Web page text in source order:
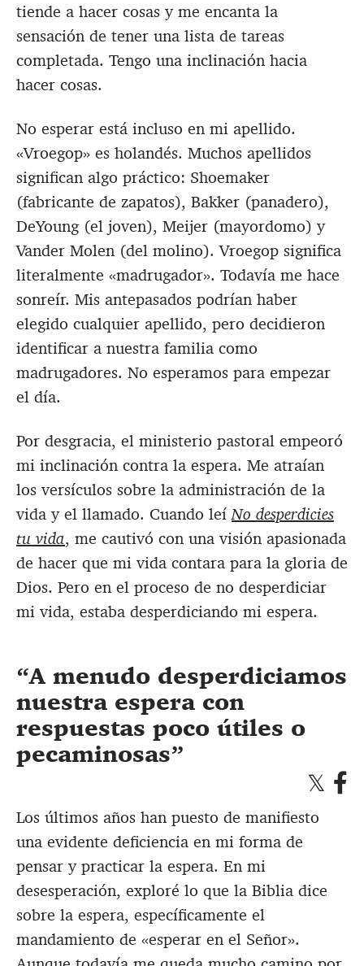
tiende a hacer cosas y me encanta la
sensación de tener una lista de tareas
completada. Tengo una inclinación hacia
hacer cosas.
No esperar está incluso en mi apellido.
«Vroegop» es holandés. Muchos apellidos
significan algo práctico: Shoemaker
(fabricante de zapatos), Bakker (panadero),
DeYoung (el joven), Meijer (mayordomo) y
Vander Molen (del molino). Vroegop significa
literalmente «madrugador». Todavía me hace
sonreír. Mis antepasados podrían haber
elegido cualquier apellido, pero decidieron
identificar a nuestra familia como
madrugadores. No esperamos para empezar
el día.
Por desgracia, el ministerio pastoral empeoró
mi inclinación contra la espera. Me atraían
los versículos sobre la administración de la
vida y el llamado. Cuando leíNo desperdicies
tu vida, me cautivó con una visión apasionada
de hacer que mi vida contara para la gloria de
Dios. Pero en el proceso de no desperdiciar
mi vida, estaba desperdiciando mi espera.
A menudo desperdiciamos
nuestra espera con
respuestas poco útiles o
pecaminosas
Los últimos años han puesto de manifiesto
una evidente deficiencia en mi forma de
pensar y practicar la espera. En mi
desesperación, exploré lo que la Biblia dice
sobre la espera, específicamente el
mandamiento de «esperar en el Señor».